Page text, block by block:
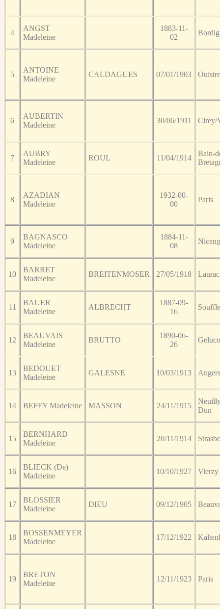
4
ANGST
Madeleine
1883-11-
02
5
ANTOINE
Madeleine
CALDAGUES 07/01/1903
6
AUBERTIN
Madeleine
30/06/1911 Cirey/
7
AUBRY
Madeleine
ROUL 11/04/1914
Bain-
8
AZADIAN
Madeleine
1932-00-
00
Paris
9
BAGNASCO
Madeleine
1884-11-
08
10
BARRET
Madeleine
BREITENMOSER 27/05/1918 Laurac
11
BAUER
Madeleine
ALBRECHT
1887-09-
16
12
BEAUVAIS
Madeleine
BRUTTO
1890-06-
26
13
BEDOUET
Madeleine
GALESNE 10/03/1913 Angers
14 BEFFY Madeleine MASSON 24/11/1915
Dun
15
BERNHARD
Madeleine
20/11/1914
16
BLIECK (De)
Madeleine
10/10/1927 Vierzy
17
BLOSSIER
Madeleine
DIEU 09/12/1905
18
BOSSENMEYER
Madeleine
17/12/1922
19
BRETON
Madeleine
12/11/1923 Paris